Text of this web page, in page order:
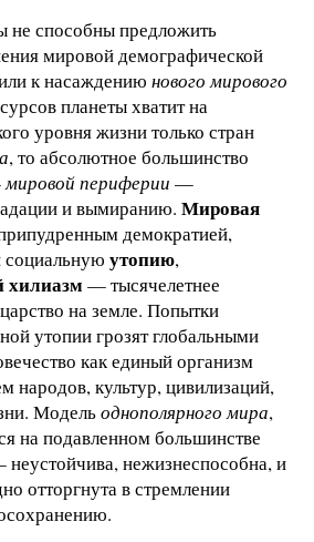
не способны предложить
мировой демографической
к насаждению нового мирового
планеты хватит на
уровня жизни только стран
, то абсолютное большинство
мировой периферии —
и вымиранию. Мировая
демократией,
социальную утопию,
хилиазм — тысячелетнее
на земле. Попытки
утопии грозят глобальными
как единый организм
народов, культур, цивилизаций,
Модельоднополярного мира,
на подавленном большинстве
нежизнеспособна, и
отторгнута в стремлении